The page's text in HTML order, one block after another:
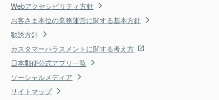
Webアクセシビリティ方針
お客さま本位の業務運営に関する基本方針
勧誘方針
カスタマーハラスメントに関する考え方
日本郵便公式アプリ一覧
ソーシャルメディア
サイトマップ